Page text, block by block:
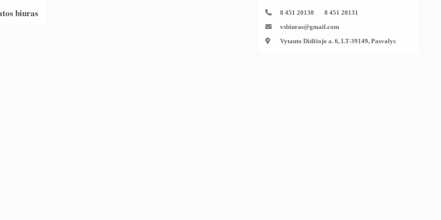
biuras
8 451 20130 8 451 20131
vsbiuras@gmail.com
Vytauto Didžiojo a. 6, LT-39149, Pasvalys